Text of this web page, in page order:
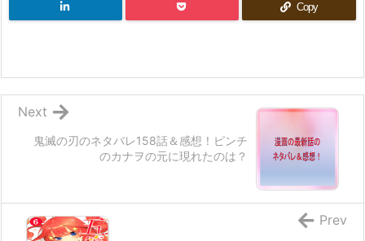
Copy
鬼滅の刃のネタバレ158話＆感想！ピンチ
のカナヲの元に現れたのは？
Next
Prev